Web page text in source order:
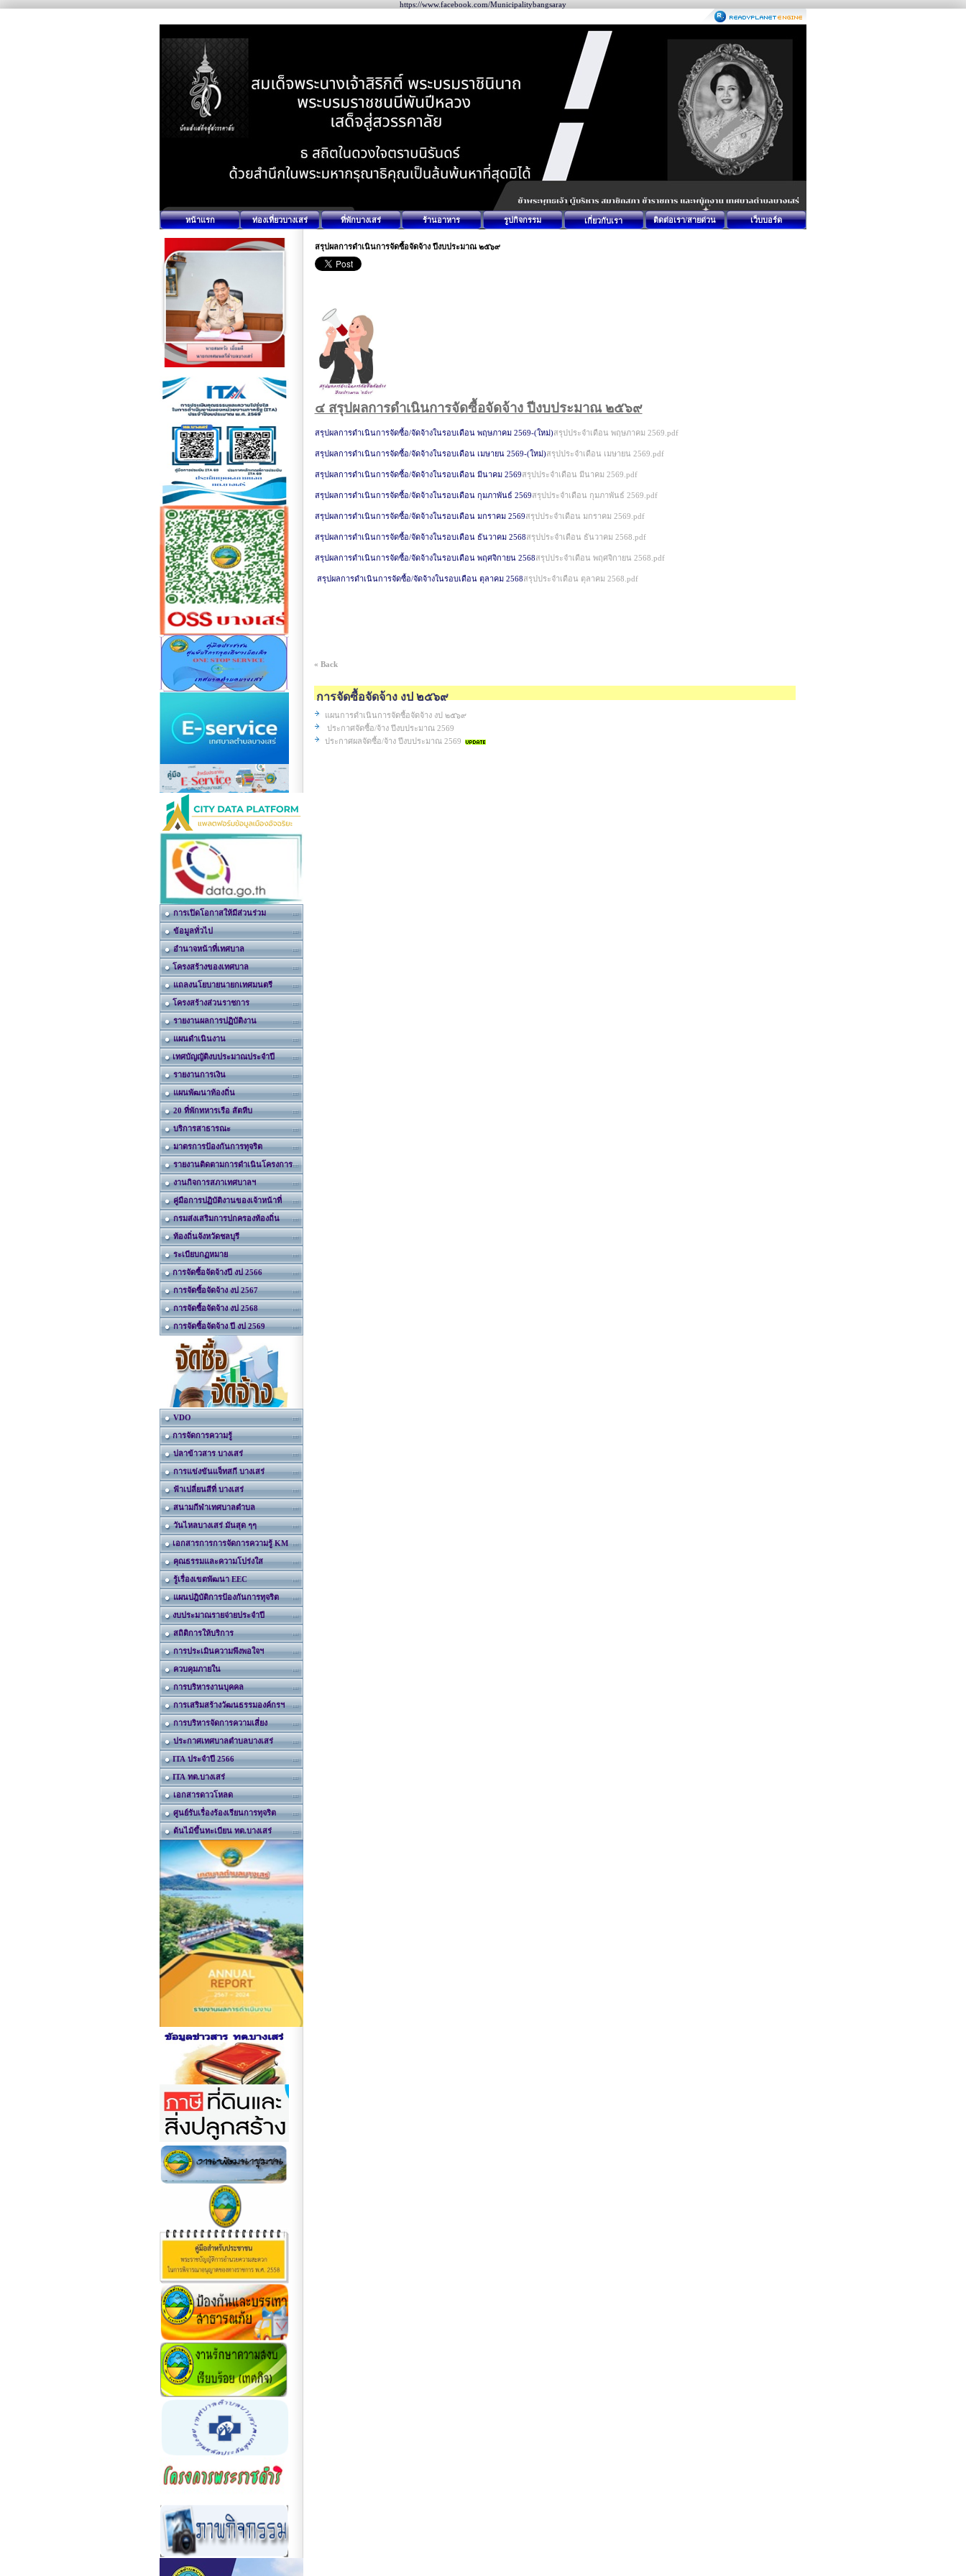
https://www.facebook.com/Municipalitybangsaray
หน้าแรก ท่องเที่ยวบางเสร่ ที่พักบางเสร่ ร้านอาหาร รูปกิจกรรม เกี่ยวกับเรา ติดต่อเรา/สายด่วน เว็บบอร์ด
การเปิดโอกาสให้มีส่วนร่วม
ข้อมูลทั่วไป
อำนาจหน้าที่เทศบาล
โครงสร้างของเทศบาล
แถลงนโยบายนายกเทศมนตรี
โครงสร้างส่วนราชการ
รายงานผลการปฏิบัติงาน
แผนดำเนินงาน
เทศบัญญัติงบประมาณประจำปี
รายงานการเงิน
แผนพัฒนาท้องถิ่น
20 ที่พักทหารเรือ สัตหีบ
บริการสาธารณะ
มาตรการป้องกันการทุจริต
รายงานติดตามการดำเนินโครงการ
งานกิจการสภาเทศบาลฯ
คู่มือการปฏิบัติงานของเจ้าหน้าที่
กรมส่งเสริมการปกครองท้องถิ่น
ท้องถิ่นจังหวัดชลบุรี
ระเบียบกฏหมาย
การจัดซื้อจัดจ้างปี งป 2566
การจัดซื้อจัดจ้าง งป 2567
การจัดซื้อจัดจ้าง งป 2568
การจัดซื้อจัดจ้าง ปี งป 2569
VDO
การจัดการความรู้
ปลาข้าวสาร บางเสร่
การแข่งขันแจ็ทสกี บางเสร่
ฟ้าเปลี่ยนสีที่ บางเสร่
สนามกีฬาเทศบาลตำบล
วันไหลบางเสร่ มันสุด ๆๆ
เอกสารการการจัดการความรู้ KM
คุณธรรมและความโปร่งใส
รู้เรื่องเขตพัฒนา EEC
แผนปฎิบัติการป้องกันการทุจริต
งบประมาณรายจ่ายประจำปี
สถิติการให้บริการ
การประเมินความพึงพอใจฯ
ควบคุมภายใน
การบริหารงานบุคคล
การเสริมสร้างวัฒนธรรมองค์กรฯ
การบริหารจัดการความเสี่ยง
ประกาศเทศบาลตำบลบางเสร่
ITA ประจำปี 2566
ITA ทต.บางเสร่
เอกสารดาวโหลด
ศูนย์รับเรื่องร้องเรียนการทุจริต
ต้นไม้ขึ้นทะเบียน ทต.บางเสร่
สรุปผลการดำเนินการจัดซื้อจัดจ้าง ปีงบประมาณ ๒๕๖๙
๔ สรุปผลการดำเนินการจัดซื้อจัดจ้าง ปีงบประมาณ ๒๕๖๙
สรุปผลการดำเนินการจัดซื้อ/จัดจ้างในรอบเดือน พฤษภาคม 2569-(ใหม่)สรุปประจำเดือน พฤษภาคม 2569.pdf
สรุปผลการดำเนินการจัดซื้อ/จัดจ้างในรอบเดือน เมษายน 2569-(ใหม่)สรุปประจำเดือน เมษายน 2569.pdf
สรุปผลการดำเนินการจัดซื้อ/จัดจ้างในรอบเดือน มีนาคม 2569สรุปประจำเดือน มีนาคม 2569.pdf
สรุปผลการดำเนินการจัดซื้อ/จัดจ้างในรอบเดือน กุมภาพันธ์ 2569สรุปประจำเดือน กุมภาพันธ์ 2569.pdf
สรุปผลการดำเนินการจัดซื้อ/จัดจ้างในรอบเดือน มกราคม 2569สรุปประจำเดือน มกราคม 2569.pdf
สรุปผลการดำเนินการจัดซื้อ/จัดจ้างในรอบเดือน ธันวาคม 2568สรุปประจำเดือน ธันวาคม 2568.pdf
สรุปผลการดำเนินการจัดซื้อ/จัดจ้างในรอบเดือน พฤศจิกายน 2568สรุปประจำเดือน พฤศจิกายน 2568.pdf
สรุปผลการดำเนินการจัดซื้อ/จัดจ้างในรอบเดือน ตุลาคม 2568สรุปประจำเดือน ตุลาคม 2568.pdf
« Back
การจัดซื้อจัดจ้าง งป ๒๕๖๙
แผนการดำเนินการจัดซื้อจัดจ้าง งป ๒๕๖๙
ประกาศจัดซื้อ/จ้าง ปีงบประมาณ 2569
ประกาศผลจัดซื้อ/จ้าง ปีงบประมาณ 2569